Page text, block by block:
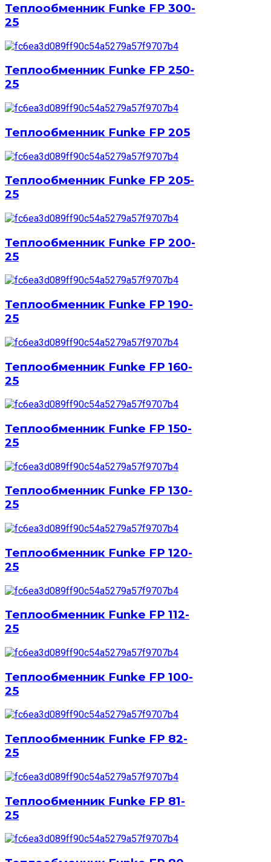
Теплообменник Funke FP 300-
25
Теплообменник Funke FP 250-
25
Теплообменник Funke FP 205
Теплообменник Funke FP 205-
25
Теплообменник Funke FP 200-
25
Теплообменник Funke FP 190-
25
Теплообменник Funke FP 160-
25
Теплообменник Funke FP 150-
25
Теплообменник Funke FP 130-
25
Теплообменник Funke FP 120-
25
Теплообменник Funke FP 112-
25
Теплообменник Funke FP 100-
25
Теплообменник Funke FP 82-
25
Теплообменник Funke FP 81-
25